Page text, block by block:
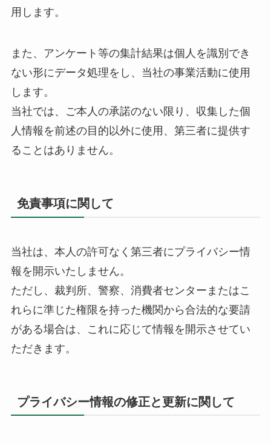
用します。
また、アンケート等の集計結果は個人を識別でき
ない形にデータ処理をし、当社の事業活動に使用
します。
当社では、ご本人の承諾のない限り、収集した個
人情報を前述の目的以外に使用、第三者に提供す
ることはありません。
免責事項に関して
当社は、本人の許可なく第三者にプライバシー情
報を開示いたしません。
ただし、裁判所、警察、消費者センターまたはこ
れらに準じた権限を持った機関から合法的な要請
がある場合は、これに応じて情報を開示させてい
ただきます。
プライバシー情報の修正と更新に関して